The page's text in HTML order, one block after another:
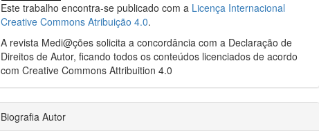
Este trabalho encontra-se publicado com a Licença Internacional
Creative Commons Atribuição 4.0.
A revista Medi@ções solicita a concordância com a Declaração de
Direitos de Autor, ficando todos os conteúdos licenciados de acordo
com Creative Commons Attribuition 4.0
Biografia Autor